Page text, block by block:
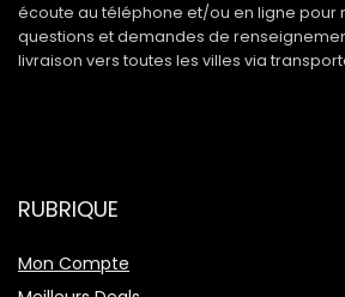
écoute au téléphone et/ou en ligne pour
questions et demandes de
livraison vers toutes les villes via
RUBRIQUE
Mon Compte